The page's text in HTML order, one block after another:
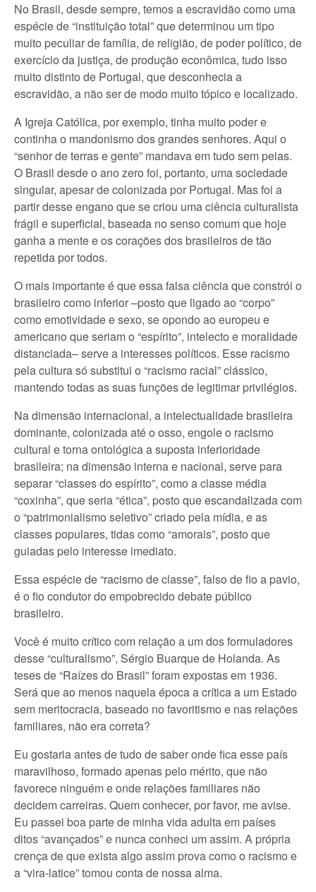
No Brasil, desde sempre, temos a escravidão como uma
espécie de “instituição total” que determinou um tipo
muito peculiar de família, de religião, de poder político, de
exercício da justiça, de produção econômica, tudo isso
muito distinto de Portugal, que desconhecia a
escravidão, a não ser de modo muito tópico e localizado.
A Igreja Católica, por exemplo, tinha muito poder e
continha o mandonismo dos grandes senhores. Aqui o
“senhor de terras e gente” mandava em tudo sem peias.
O Brasil desde o ano zero foi, portanto, uma sociedade
singular, apesar de colonizada por Portugal. Mas foi a
partir desse engano que se criou uma ciência culturalista
frágil e superficial, baseada no senso comum que hoje
ganha a mente e os corações dos brasileiros de tão
repetida por todos.
O mais importante é que essa falsa ciência que constrói o
brasileiro como inferior –posto que ligado ao “corpo”
como emotividade e sexo, se opondo ao europeu e
americano que seriam o “espírito”, intelecto e moralidade
distanciada– serve a interesses políticos. Esse racismo
pela cultura só substitui o “racismo racial” clássico,
mantendo todas as suas funções de legitimar privilégios.
Na dimensão internacional, a intelectualidade brasileira
dominante, colonizada até o osso, engole o racismo
cultural e torna ontológica a suposta inferioridade
brasileira; na dimensão interna e nacional, serve para
separar “classes do espírito”, como a classe média
“coxinha”, que seria “ética”, posto que escandalizada com
o “patrimonialismo seletivo” criado pela mídia, e as
classes populares, tidas como “amorais”, posto que
guiadas pelo interesse imediato.
Essa espécie de “racismo de classe”, falso de fio a pavio,
é o fio condutor do empobrecido debate público
brasileiro.
Você é muito crítico com relação a um dos formuladores
desse “culturalismo”, Sérgio Buarque de Holanda. As
teses de “Raízes do Brasil” foram expostas em 1936.
Será que ao menos naquela época a crítica a um Estado
sem meritocracia, baseado no favoritismo e nas relações
familiares, não era correta?
Eu gostaria antes de tudo de saber onde fica esse país
maravilhoso, formado apenas pelo mérito, que não
favorece ninguém e onde relações familiares não
decidem carreiras. Quem conhecer, por favor, me avise.
Eu passei boa parte de minha vida adulta em países
ditos “avançados” e nunca conheci um assim. A própria
crença de que exista algo assim prova como o racismo e
a “vira-latice” tomou conta de nossa alma.